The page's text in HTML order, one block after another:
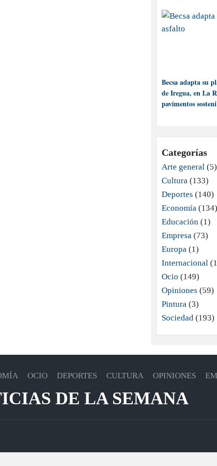
Becsa adapta su
de Iregua, en La
pavimentos
Categorías
Arte general (5)
Cultura (133)
Deportes (140)
Economía (134)
Educación (1)
Empresa (73)
Europa (1)
Internacional
Ocio (149)
Opiniones (59)
Pintura (3)
Sociedad (193)
OCIO DEPORTES CULTURA OPINIONES
DE LA SEMANA